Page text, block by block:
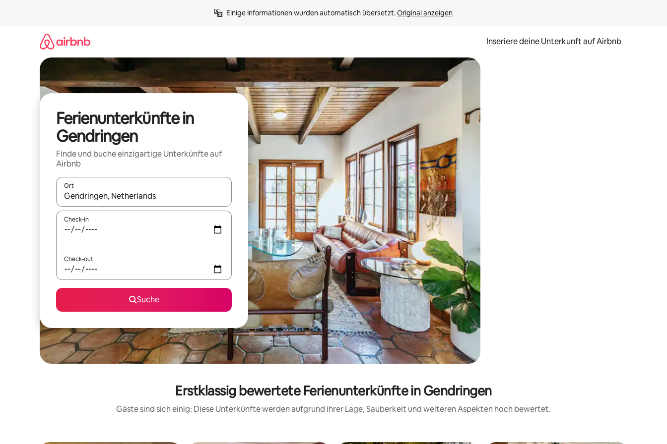
Einige Informationen wurden automatisch übersetzt. Original anzeigen
Inseriere deine Unterkunft auf Airbnb
Ferienunterkünfte in
Gendringen
Finde und buche einzigartige Unterkünfte auf
Airbnb
Ort
Wenn Ergebnisse verfügbar sind, navigiere mit den Pfeiltasten nach oben und unten oder erkunde die Ergebnisse durch Berühren oder Wischgesten.
Check-in
Check-out
Suche
Erstklassig bewertete Ferienunterkünfte in Gendringen
Gäste sind sich einig: Diese Unterkünfte werden aufgrund ihrer Lage, Sauberkeit und weiteren Aspekten hoch bewertet.